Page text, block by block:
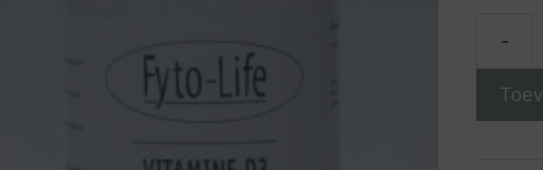
-